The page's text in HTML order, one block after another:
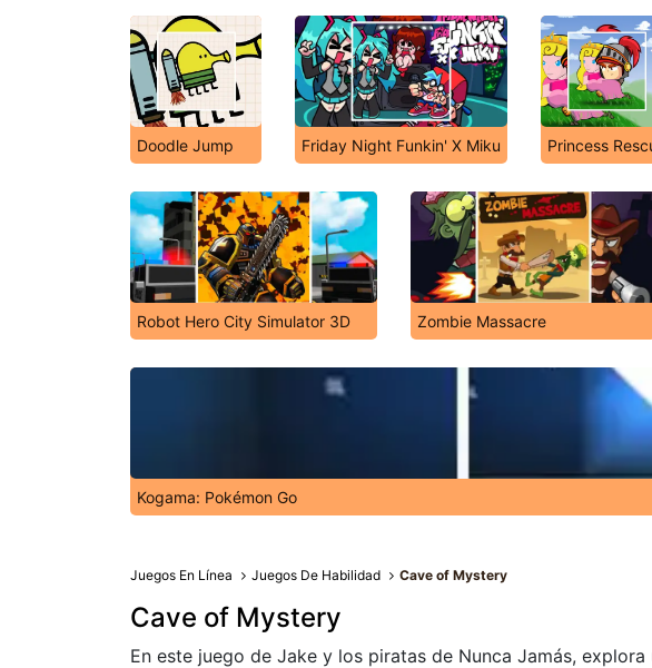
Doodle Jump Friday Night Funkin' X Miku Princess
Robot Hero City Simulator 3D Zombie Massacre
Kogama: Pokémon Go
Juegos En Línea Juegos De Habilidad Cave of Mystery
Cave of Mystery
En este juego de Jake y los piratas de Nunca Jamás,